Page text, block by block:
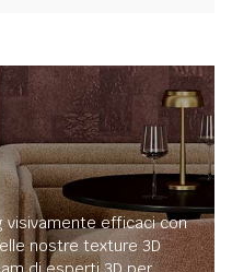
visivamente efficaci con
nostre texture 3D